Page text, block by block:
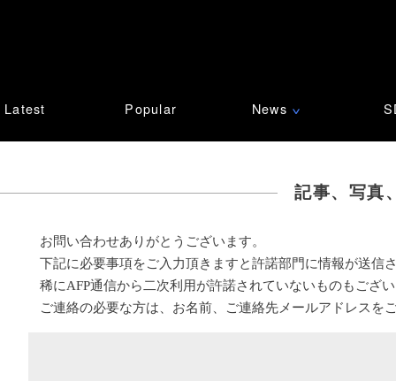
Latest Popular News ∨
記事、写真
お問い合わせありがとうございます。
下記に必要事項をご入力頂きますと許諾部門に情報が送信
稀にAFP通信から二次利用が許諾されていないものもござ
ご連絡の必要な方は、お名前、ご連絡先メールアドレスを